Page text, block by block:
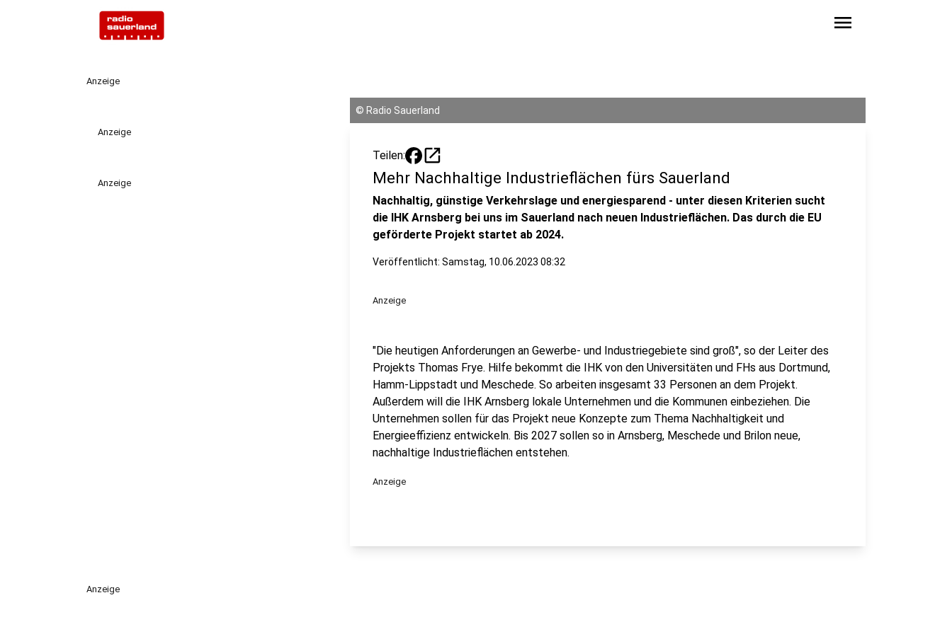
menu
Anzeige
Anzeige
Anzeige
© Radio Sauerland
Teilen: open_in_new
Mehr Nachhaltige Industrieflächen fürs Sauerland
Nachhaltig, günstige Verkehrslage und energiesparend - unter diesen Kriterien sucht
die IHK Arnsberg bei uns im Sauerland nach neuen Industrieflächen. Das durch die EU
geförderte Projekt startet ab 2024.
Veröffentlicht: Samstag, 10.06.2023 08:32
Anzeige
"Die heutigen Anforderungen an Gewerbe- und Industriegebiete sind groß", so der Leiter des
Projekts Thomas Frye. Hilfe bekommt die IHK von den Universitäten und FHs aus Dortmund,
Hamm-Lippstadt und Meschede. So arbeiten insgesamt 33 Personen an dem Projekt.
Außerdem will die IHK Arnsberg lokale Unternehmen und die Kommunen einbeziehen. Die
Unternehmen sollen für das Projekt neue Konzepte zum Thema Nachhaltigkeit und
Energieeffizienz entwickeln. Bis 2027 sollen so in Arnsberg, Meschede und Brilon neue,
nachhaltige Industrieflächen entstehen.
Anzeige
Anzeige